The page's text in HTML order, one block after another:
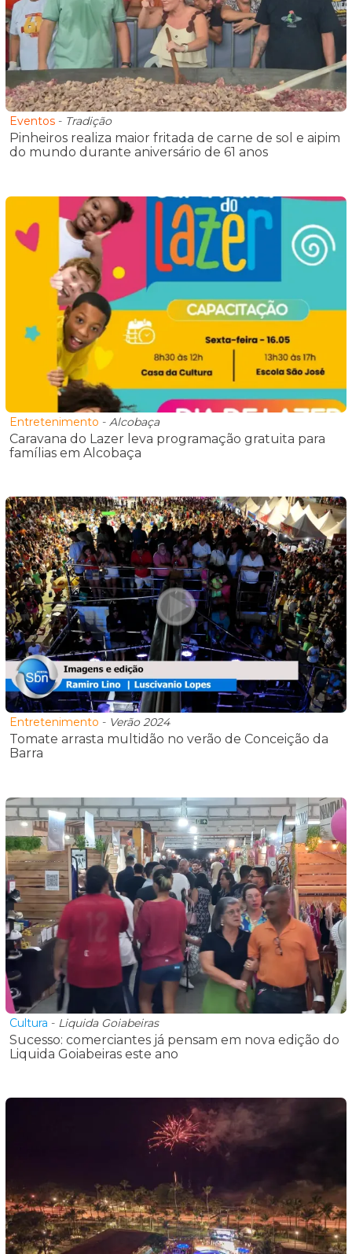
Eventos - Tradição
Pinheiros realiza maior fritada de carne de sol e aipim
do mundo durante aniversário de 61 anos
Entretenimento - Alcobaça
Caravana do Lazer leva programação gratuita para
famílias em Alcobaça
Entretenimento - Verão 2024
Tomate arrasta multidão no verão de Conceição da
Barra
Cultura - Liquida Goiabeiras
Sucesso: comerciantes já pensam em nova edição do
Liquida Goiabeiras este ano